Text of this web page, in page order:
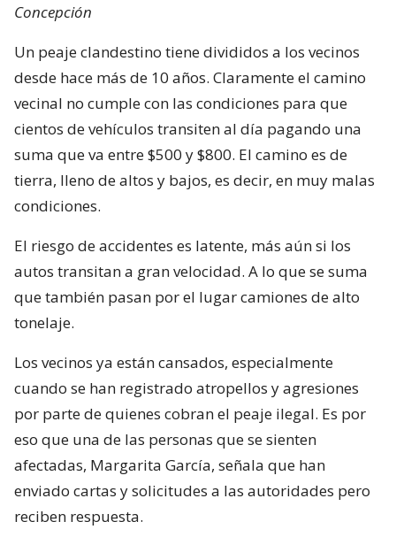
Concepción
Un peaje clandestino tiene divididos a los vecinos
desde hace más de 10 años. Claramente el camino
vecinal no cumple con las condiciones para que
cientos de vehículos transiten al día pagando una
suma que va entre $500 y $800. El camino es de
tierra, lleno de altos y bajos, es decir, en muy malas
condiciones.
El riesgo de accidentes es latente, más aún si los
autos transitan a gran velocidad. A lo que se suma
que también pasan por el lugar camiones de alto
tonelaje.
Los vecinos ya están cansados, especialmente
cuando se han registrado atropellos y agresiones
por parte de quienes cobran el peaje ilegal. Es por
eso que una de las personas que se sienten
afectadas, Margarita García, señala que han
enviado cartas y solicitudes a las autoridades pero
reciben respuesta.